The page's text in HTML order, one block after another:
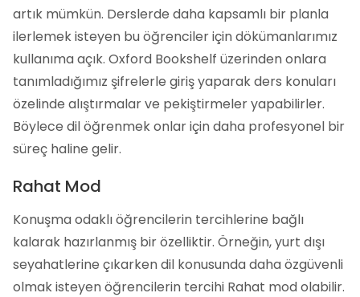
artık mümkün. Derslerde daha kapsamlı bir planla
ilerlemek isteyen bu öğrenciler için dökümanlarımız
kullanıma açık. Oxford Bookshelf üzerinden onlara
tanımladığımız şifrelerle giriş yaparak ders konuları
özelinde alıştırmalar ve pekiştirmeler yapabilirler.
Böylece dil öğrenmek onlar için daha profesyonel bir
süreç haline gelir.
Rahat Mod
Konuşma odaklı öğrencilerin tercihlerine bağlı
kalarak hazırlanmış bir özelliktir. Örneğin, yurt dışı
seyahatlerine çıkarken dil konusunda daha özgüvenli
olmak isteyen öğrencilerin tercihi Rahat mod olabilir.